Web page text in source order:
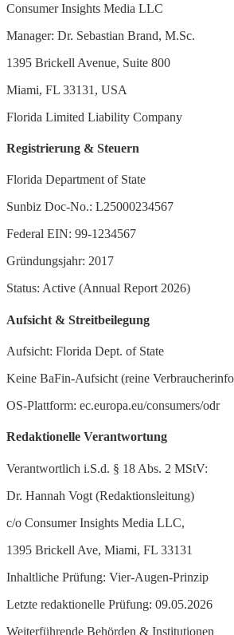
Consumer Insights Media LLC
Manager: Dr. Sebastian Brand, M.Sc.
1395 Brickell Avenue, Suite 800
Miami, FL 33131, USA
Florida Limited Liability Company
Registrierung & Steuern
Florida Department of State
Sunbiz Doc-No.: L25000234567
Federal EIN: 99-1234567
Gründungsjahr: 2017
Status: Active (Annual Report 2026)
Aufsicht & Streitbeilegung
Aufsicht: Florida Dept. of State
Keine BaFin-Aufsicht (reine
OS-Plattform: ec.europa.eu/consumers/odr
Redaktionelle Verantwortung
Verantwortlich i.S.d. § 18 Abs. 2 MStV:
Dr. Hannah Vogt (Redaktionsleitung)
c/o Consumer Insights Media LLC,
1395 Brickell Ave, Miami, FL 33131
Inhaltliche Prüfung: Vier-Augen-Prinzip
Letzte redaktionelle Prüfung: 09.05.2026
Weiterführende Behörden & Institutionen